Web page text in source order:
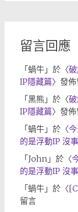
留言回應
「蝸牛」於〈
IP隱藏篇〉發
「黑熊 」於〈
IP隱藏篇〉發
「蝸牛」於〈
的是浮動IP 沒
「John 」於〈
的是浮動IP 沒
「蝸牛」於〈
留言